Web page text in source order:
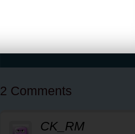
2 Comments
CK_RM